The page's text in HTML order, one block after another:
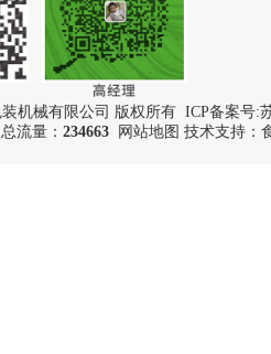
机械有限公司 版权所有 ICP备案号:
流量： 234663 网站地图 技术支持：